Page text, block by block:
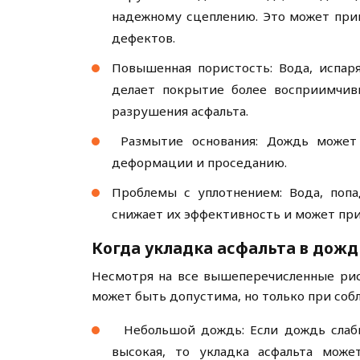
надежному сцеплению. Это может
дефектов.
Повышенная пористость: Вода,
делает покрытие более
разрушения асфальта.
Размытие основания: Дождь
деформации и проседанию.
Проблемы с уплотнением: Вода,
снижает их эффективность и может
Когда укладка асфальта в
Несмотря на все вышеперечисленные
может быть допустима, но только при
Небольшой дождь: Если дождь
высокая, то укладка асфальта